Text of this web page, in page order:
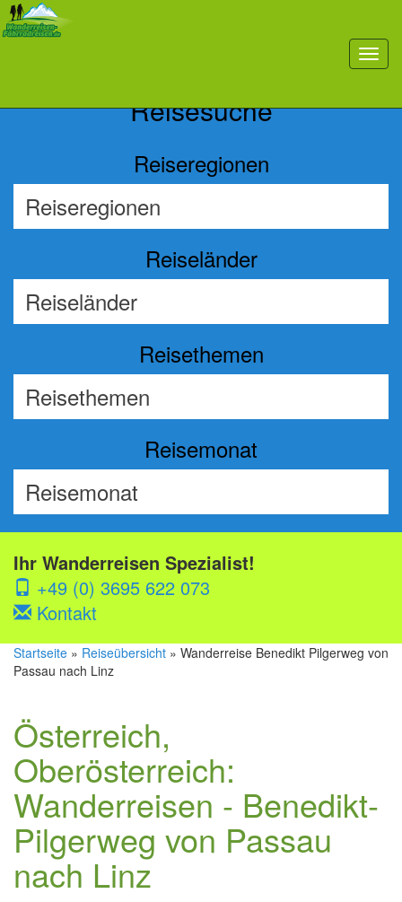
toggle
Reisesuche
Reiseregionen
Reiseländer
Reisethemen
Reisemonat
Ihr Wanderreisen Spezialist!
+49 (0) 3695 622 073
Kontakt
Startseite » Reiseübersicht » Wanderreise Benedikt Pilgerweg von
Passau nach Linz
Österreich,
Oberösterreich:
Wanderreisen - Benedikt-
Pilgerweg von Passau
nach Linz